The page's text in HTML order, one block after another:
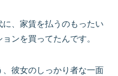
に、家賃を払うのもったい
ンを買ってたんです。
、彼女のしっかり者な一面